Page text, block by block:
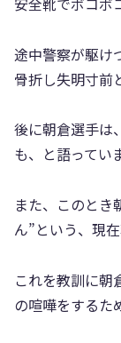
途中警察が駆け
骨折し失明寸前
後に朝倉選手は
も、と語ってい
また、このとき
ん”という、現
これを教訓に朝
の喧嘩をするた